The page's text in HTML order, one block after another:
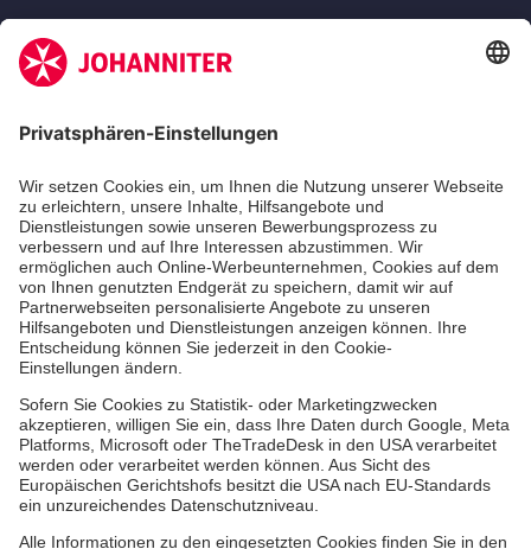
Zertifizierung der Johanniter-Unfall-Hilfe e.V.
Die Johanniter GmbH führt das Spendenzertifikat
des Deutschen Spendenrats e.V.
Dienste & Leistungen
Mitarbeiten & Lernen